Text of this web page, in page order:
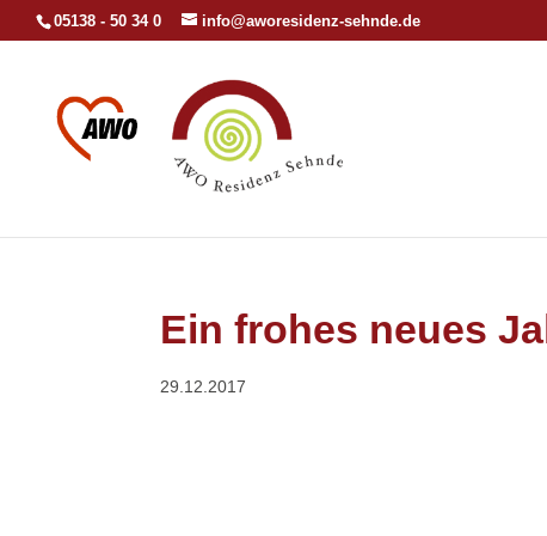
05138 - 50 34 0 info@aworesidenz-sehnde.de
Ein frohes neues
29.12.2017